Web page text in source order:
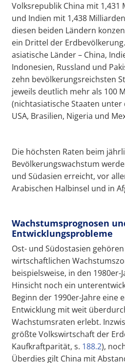
Volksrepublik China mit 1,431
und Indien mit 1,438
diesen beiden Ländern
ein Drittel der
asiatische Länder – China,
Indonesien, Russland und
zehn bevölkerungsreichsten
jeweils deutlich mehr als 100
(nichtasiatische Staaten unter
USA, Brasilien, Nigeria und
Die höchsten Raten beim
Bevölkerungswachstum
und Südasien erreicht, vor
Arabischen Halbinsel und in
Wachstumsprognosen
Entwicklungsprobleme
Ost- und Südostasien
wirtschaftlichen
beispielsweise, in den 1980er-
Hinsicht noch ein
Beginn der 1990er-Jahre eine
Entwicklung mit weit
Wachstumsraten erlebt.
größte Volkswirtschaft der
Kaufkraftparität, s. 188.2),
Überdies gilt China mit